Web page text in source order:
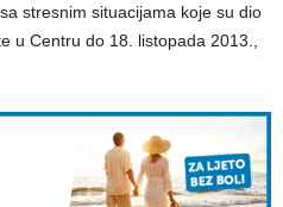
stresnim situacijama koje su dio
u Centru do 18. listopada 2013.,